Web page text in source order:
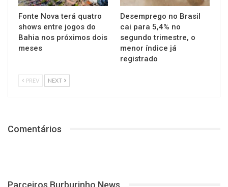
Fonte Nova terá quatro
shows entre jogos do
Bahia nos próximos dois
meses
Desemprego no Brasil
cai para 5,4% no
segundo trimestre, o
menor índice já
registrado
PREV NEXT
Comentários
Parceiros Burburinho News